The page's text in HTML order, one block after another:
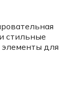
стильные
для